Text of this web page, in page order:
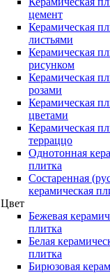
цемент
Керамическая
листьями
Керамическая
рисунком
Керамическая
розами
Керамическая
цветами
Керамическая
терраццо
Однотонная
плитка
Состаренная
керамическая
Цвет
Бежевая
плитка
Белая
плитка
Бирюзовая